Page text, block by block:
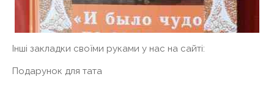
Інші закладки своїми руками у нас на сайті:
Подарунок для тата